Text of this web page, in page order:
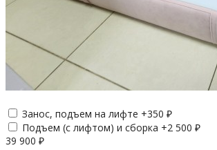
Занос, подъем на лифте +350 ₽
Подъем (с лифтом) и сборка +2 500 ₽
39 900 ₽